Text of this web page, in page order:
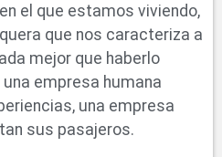
el que estamos viviendo,
que nos caracteriza a
mejor que haberlo
una empresa humana
una empresa
sus pasajeros.